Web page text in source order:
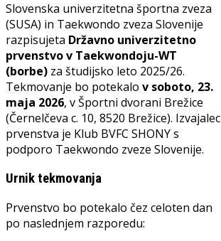
Slovenska univerzitetna športna zveza
(SUSA) in Taekwondo zveza Slovenije
razpisujeta Državno univerzitetno
prvenstvo v Taekwondoju-WT
(borbe) za študijsko leto 2025/26.
Tekmovanje bo potekalo v soboto, 23.
maja 2026, v Športni dvorani Brežice
(Černelčeva c. 10, 8520 Brežice). Izvajalec
prvenstva je Klub BVFC SHONY s
podporo Taekwondo zveze Slovenije.
Urnik tekmovanja
Prvenstvo bo potekalo čez celoten dan
po naslednjem razporedu: